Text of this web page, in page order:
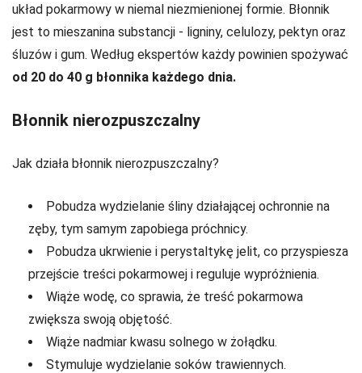
układ pokarmowy w niemal niezmienionej formie. Błonnik
jest to mieszanina substancji - ligniny, celulozy, pektyn oraz
śluzów i gum. Według ekspertów każdy powinien spożywać
od 20 do 40 g błonnika każdego dnia.
Błonnik nierozpuszczalny
Jak działa błonnik nierozpuszczalny?
Pobudza wydzielanie śliny działającej ochronnie na
zęby, tym samym zapobiega próchnicy.
Pobudza ukrwienie i perystaltykę jelit, co przyspiesza
przejście treści pokarmowej i reguluje wypróżnienia.
Wiąże wodę, co sprawia, że treść pokarmowa
zwiększa swoją objętość.
Wiąże nadmiar kwasu solnego w żołądku.
Stymuluje wydzielanie soków trawiennych.